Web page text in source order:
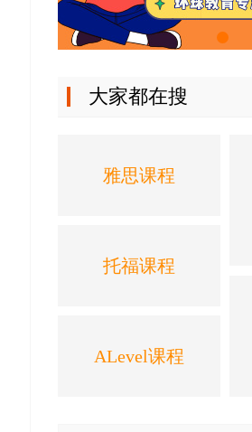
大家都在搜
雅思课程
托福课程
ALevel课程